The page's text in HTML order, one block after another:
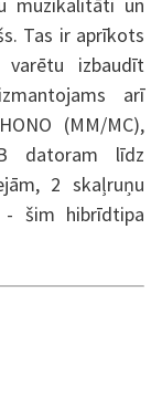
muzikalitāti un
Tas ir aprīkots
varētu izbaudīt
arī
(MM/MC),
datoram līdz
2 skaļruņu
- šim hibrīdtipa